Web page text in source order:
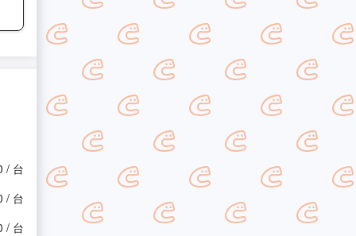
/ 台
/ 台
/ 台